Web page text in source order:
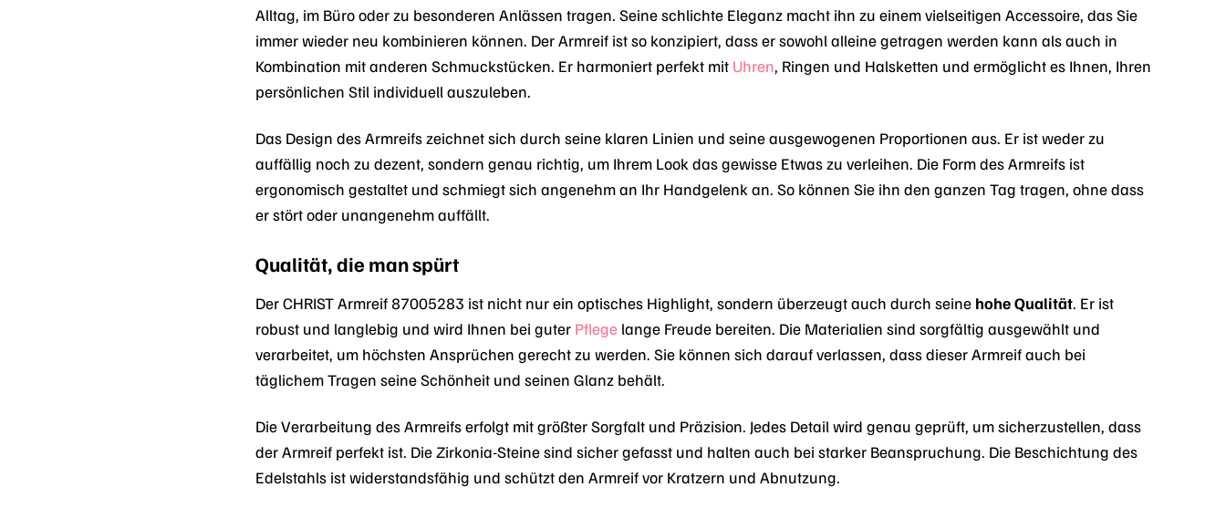
Alltag, im Büro oder zu besonderen Anlässen tragen. Seine schlichte Eleganz macht ihn zu einem vielseitigen Accessoire, das Sie
immer wieder neu kombinieren können. Der Armreif ist so konzipiert, dass er sowohl alleine getragen werden kann als auch in
Kombination mit anderen Schmuckstücken. Er harmoniert perfekt mit Uhren, Ringen und Halsketten und ermöglicht es Ihnen, Ihren
persönlichen Stil individuell auszuleben.
Das Design des Armreifs zeichnet sich durch seine klaren Linien und seine ausgewogenen Proportionen aus. Er ist weder zu
auffällig noch zu dezent, sondern genau richtig, um Ihrem Look das gewisse Etwas zu verleihen. Die Form des Armreifs ist
ergonomisch gestaltet und schmiegt sich angenehm an Ihr Handgelenk an. So können Sie ihn den ganzen Tag tragen, ohne dass
er stört oder unangenehm auffällt.
Qualität, die man spürt
Der CHRIST Armreif 87005283 ist nicht nur ein optisches Highlight, sondern überzeugt auch durch seine hohe Qualität. Er ist
robust und langlebig und wird Ihnen bei guter Pflege lange Freude bereiten. Die Materialien sind sorgfältig ausgewählt und
verarbeitet, um höchsten Ansprüchen gerecht zu werden. Sie können sich darauf verlassen, dass dieser Armreif auch bei
täglichem Tragen seine Schönheit und seinen Glanz behält.
Die Verarbeitung des Armreifs erfolgt mit größter Sorgfalt und Präzision. Jedes Detail wird genau geprüft, um sicherzustellen, dass
der Armreif perfekt ist. Die Zirkonia-Steine sind sicher gefasst und halten auch bei starker Beanspruchung. Die Beschichtung des
Edelstahls ist widerstandsfähig und schützt den Armreif vor Kratzern und Abnutzung.